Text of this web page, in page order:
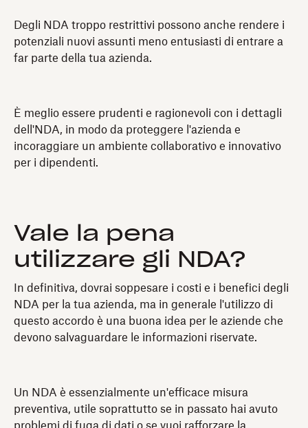
Degli NDA troppo restrittivi possono anche rendere i
potenziali nuovi assunti meno entusiasti di entrare a
far parte della tua azienda.
È meglio essere prudenti e ragionevoli con i dettagli
dell'NDA, in modo da proteggere l'azienda e
incoraggiare un ambiente collaborativo e innovativo
per i dipendenti.
Vale la pena
utilizzare gli NDA?
In definitiva, dovrai soppesare i costi e i benefici degli
NDA per la tua azienda, ma in generale l'utilizzo di
questo accordo è una buona idea per le aziende che
devono salvaguardare le informazioni riservate.
Un NDA è essenzialmente un'efficace misura
preventiva, utile soprattutto se in passato hai avuto
problemi di fuga di dati o se vuoi rafforzare la